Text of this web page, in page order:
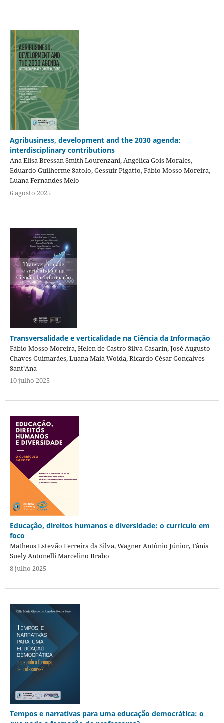
Agribusiness, development and the 2030 agenda:
interdisciplinary contributions
Ana Elisa Bressan Smith Lourenzani, Angélica Gois Morales,
Eduardo Guilherme Satolo, Gessuir Pigatto, Fábio Mosso Moreira,
Luana Fernandes Melo
6 agosto 2025
Transversalidade e verticalidade na Ciência da Informação
Fábio Mosso Moreira, Helen de Castro Silva Casarin, José Augusto
Chaves Guimarães, Luana Maia Woida, Ricardo César Gonçalves
Sant’Ana
10 julho 2025
Educação, direitos humanos e diversidade: o currículo em
foco
Matheus Estevão Ferreira da Silva, Wagner Antônio Júnior, Tânia
Suely Antonelli Marcelino Brabo
8 julho 2025
Tempos e narrativas para uma educação democrática: o